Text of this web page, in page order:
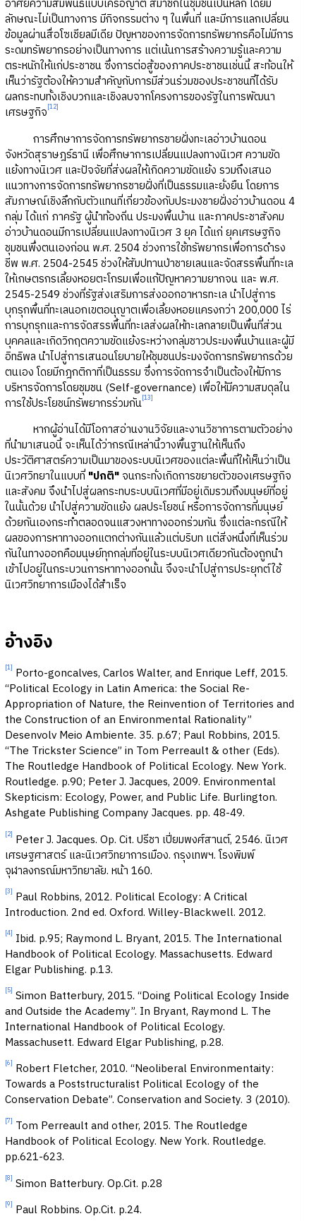
อาศัยความสัมพันธ์แบบเครือญาติ สมาชิกในชุมชนเป็นหลัก โดยมี
ลักษณะไม่เป็นทางการ มีกิจกรรมต่าง ๆ ในพื้นที่ และมีการแลกเปลี่ยน
ข้อมูลผ่านสื่อโซเชียลมีเดีย ปัญหาของการจัดการทรัพยากรคือไม่มีการ
ระดมทรัพยากรอย่างเป็นทางการ แต่เน้นการสร้างความรู้และความ
ตระหนักให้แก่ประชาชน ซึ่งการต่อสู้ของภาคประชาชนเช่นนี้ สะท้อนให้
เห็นว่ารัฐต้องให้ความสำคัญกับการมีส่วนร่วมของประชาชนที่ได้รับ
ผลกระทบทั้งเชิงบวกและเชิงลบจากโครงการของรัฐในการพัฒนา
เศรษฐกิจ[12]
การศึกษาการจัดการทรัพยากรชายฝั่งทะเลอ่าวบ้านดอน
จังหวัดสุราษฎร์ธานี เพื่อศึกษาการเปลี่ยนแปลงทางนิเวศ ความขัด
แย้งทางนิเวศ และปัจจัยที่ส่งผลให้เกิดความขัดแย้ง รวมถึงเสนอ
แนวทางการจัดการทรัพยากรชายฝั่งที่เป็นธรรมและยั่งยืน โดยการ
สัมภาษณ์เชิงลึกกับตัวแทนที่เกี่ยวข้องกับประมงชายฝั่งอ่าวบ้านดอน 4
กลุ่ม ได้แก่ ภาครัฐ ผู้นำท้องถิ่น ประมงพื้นบ้าน และภาคประชาสังคม
อ่าวบ้านดอนมีการเปลี่ยนแปลงทางนิเวศ 3 ยุค ได้แก่ ยุคเศรษฐกิจ
ชุมชนพึ่งตนเองก่อน พ.ศ. 2504 ช่วงการใช้ทรัพยากรเพื่อการดำรง
ชีพ พ.ศ. 2504-2545 ช่วงให้สัมปทานป่าชายเลนและจัดสรรพื้นที่ทะเล
ให้เกษตรกรเลี้ยงหอยตะโกรมเพื่อแก้ปัญหาความยากจน และ พ.ศ.
2545-2549 ช่วงที่รัฐส่งเสริมการส่งออกอาหารทะเล นำไปสู่การ
บุกรุกพื้นที่ทะเลนอกเขตอนุญาตเพื่อเลี้ยงหอยแครงกว่า 200,000 ไร่
การบุกรุกและการจัดสรรพื้นที่ทะเลส่งผลให้ทะเลกลายเป็นพื้นที่ส่วน
บุคคลและเกิดวิกฤตความขัดแย้งระหว่างกลุ่มชาวประมงพื้นบ้านและผู้มี
อิทธิพล นำไปสู่การเสนอนโยบายให้ชุมชนประมงจัดการทรัพยากรด้วย
ตนเอง โดยมีกฎกติกาที่เป็นธรรม ซึ่งการจัดการจำเป็นต้องให้มีการ
บริหารจัดการโดยชุมชน (Self-governance) เพื่อให้มีความสมดุลใน
การใช้ประโยชน์ทรัพยากรร่วมกัน[13]
หากผู้อ่านได้มีโอกาสอ่านงานวิจัยและงานวิชาการตามตัวอย่าง
ที่นำมาเสนอนี้ จะเห็นได้ว่ากรณีเหล่านี้วางพื้นฐานให้เห็นถึง
ประวัติศาสตร์ความเป็นมาของระบบนิเวศของแต่ละพื้นที่ให้เห็นว่าเป็น
นิเวศวิทยาในแบบที่ "ปกติ"จนกระทั่งเกิดการขยายตัวของเศรษฐกิจ
และสังคม จึงนำไปสู่ผลกระทบระบบนิเวศที่มีอยู่เดิมรวมถึงมนุษย์ที่อยู่
ในนั้นด้วย นำไปสู่ความขัดแย้ง ผลประโยชน์ หรือการจัดการที่มนุษย์
ด้วยกันเองกระทำตลอดจนแสวงหาทางออกร่วมกัน ซึ่งแต่ละกรณีให้
ผลของการหาทางออกแตกต่างกันแล้วแต่บริบท แต่สิ่งหนึ่งที่เห็นร่วม
กันในทางออกคือมนุษย์ทุกกลุ่มที่อยู่ในระบบนิเวศเดียวกันต้องถูกนำ
เข้าไปอยู่ในกระบวนการหาทางออกนั้น จึงจะนำไปสู่การประยุกต์ใช้
นิเวศวิทยาการเมืองได้สำเร็จ
อ้างอิง
[1] Porto-goncalves, Carlos Walter, and Enrique Leff, 2015.
“Political Ecology in Latin America: the Social Re-
Appropriation of Nature, the Reinvention of Territories and
the Construction of an Environmental Rationality”
Desenvolv Meio Ambiente. 35. p.67; Paul Robbins, 2015.
“The Trickster Science” in Tom Perreault & other (Eds).
The Routledge Handbook of Political Ecology. New York.
Routledge. p.90; Peter J. Jacques, 2009. Environmental
Skepticism: Ecology, Power, and Public Life. Burlington.
Ashgate Publishing Company Jacques. pp. 48-49.
[2] Peter J. Jacques. Op. Cit. ปรีชา เปี่ยมพงศ์สานต์, 2546. นิเวศ
เศรษฐศาสตร์ และนิเวศวิทยาการเมือง. กรุงเทพฯ. โรงพิมพ์
จุฬาลงกรณ์มหาวิทยาลัย. หน้า 160.
[3] Paul Robbins, 2012. Political Ecology: A Critical
Introduction. 2nd ed. Oxford. Willey-Blackwell. 2012.
[4] Ibid. p.95; Raymond L. Bryant, 2015. The International
Handbook of Political Ecology. Massachusetts. Edward
Elgar Publishing. p.13.
[5] Simon Batterbury, 2015. “Doing Political Ecology Inside
and Outside the Academy”. In Bryant, Raymond L. The
International Handbook of Political Ecology.
Massachusett. Edward Elgar Publishing, p.28.
[6] Robert Fletcher, 2010. “Neoliberal Environmentaity:
Towards a Poststructuralist Political Ecology of the
Conservation Debate”. Conservation and Society. 3 (2010).
[7] Tom Perreault and other, 2015. The Routledge
Handbook of Political Ecology. New York. Routledge.
pp.621-623.
[8] Simon Batterbury. Op.Cit. p.28
[9] Paul Robbins. Op.Cit. p.24.